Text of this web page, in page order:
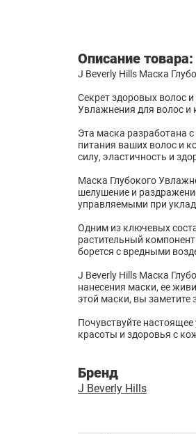
Описание товара:
J Beverly Hills Маска
Секрет здоровых волос
Увлажнения для волос и
Эта маска разработана
питания ваших волос и
силу, эластичность и
Маска Глубокого
шелушение и
управляемыми при
Одним из ключевых
растительный
борется с вредными
J Beverly Hills Маска
нанесения маски, ее
этой маски, вы
Почувствуйте
красоты и здоровья с
Бренд
J Beverly Hills